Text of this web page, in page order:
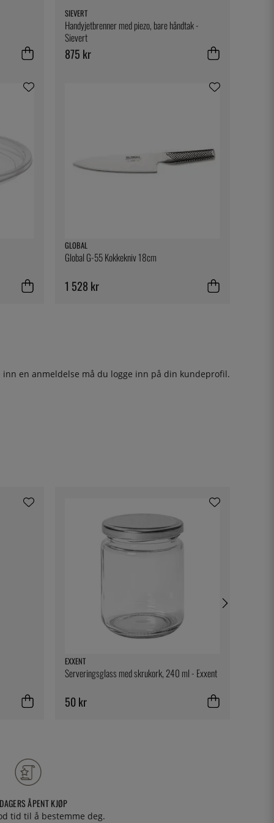
SIEVERT
Handyjetbrenner med piezo, bare håndtak -
Sievert
875 kr
GLOBAL
Global G-55 Kokkekniv 18cm
1 528 kr
inn en anmeldelse må du logge inn på din kundeprofil.
EXXENT
Serveringsglass med skrukork, 240 ml - Exxent
50 kr
ÅPENT KJØP
tid til å bestemme deg.